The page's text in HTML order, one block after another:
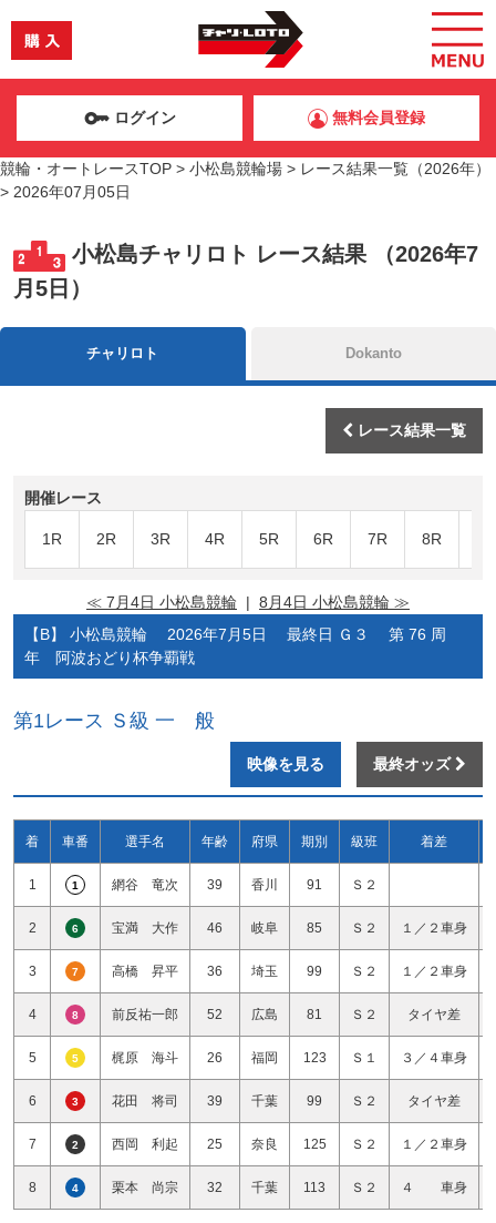
ログイン 無料会員登録
競輪・オートレースTOP > 小松島競輪場 > レース結果一覧（2026年）
> 2026年07月05日
小松島チャリロト レース結果 （2026年7
月5日）
チャリロト Dokanto
レース結果一覧
開催レース
1R 2R 3R 4R 5R 6R 7R 8R
≪ 7月4日 小松島競輪 | 8月4日 小松島競輪 ≫
【B】 小松島競輪 2026年7月5日 最終日 Ｇ３ 第 76 周
年 阿波おどり杯争覇戦
第1レース Ｓ級 一 般
映像を見る 最終オッズ
着 車番 選手名 年齢 府県 期別 級班 着差
1 1 網谷 竜次 39 香川 91 Ｓ２
2 6 宝満 大作 46 岐阜 85 Ｓ２ １／２車身
3 7 高橋 昇平 36 埼玉 99 Ｓ２ １／２車身
4 8 前反祐一郎 52 広島 81 Ｓ２ タイヤ差
5 5 梶原 海斗 26 福岡 123 Ｓ１ ３／４車身
6 3 花田 将司 39 千葉 99 Ｓ２ タイヤ差
7 2 西岡 利起 25 奈良 125 Ｓ２ １／２車身
8 4 栗本 尚宗 32 千葉 113 Ｓ２ ４ 車身